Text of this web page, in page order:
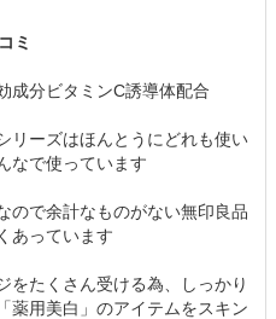
ミ
成分ビタミンC誘導体配合
リーズはほんとうにどれも使い
なで使っています
ので余計なものがない無印良品
あっています
をたくさん受ける為、しっかり
薬用美白」のアイテムをスキン